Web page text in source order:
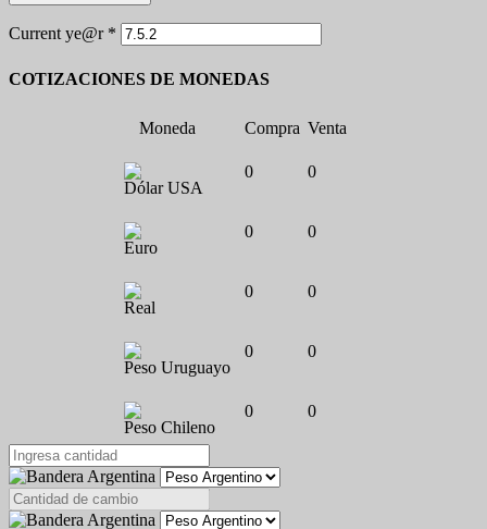
Current ye@r *
COTIZACIONES DE MONEDAS
Moneda Compra Venta
Dólar USA
0 0
Euro
0 0
Real
0 0
Peso Uruguayo
0 0
Peso Chileno
0 0